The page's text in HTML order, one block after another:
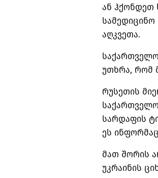
ან ჰქონდეთ
აღკვეთა.
უთხრა, რომ
რუსეთის
სარდაფის
ეს
მათ შორის
უკრაინის